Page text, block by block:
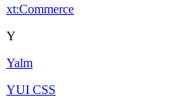
xt:Commerce
Y
Yalm
YUI CSS